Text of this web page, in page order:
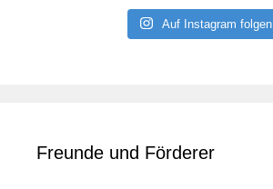
Auf Instagram folgen
Freunde und Förderer